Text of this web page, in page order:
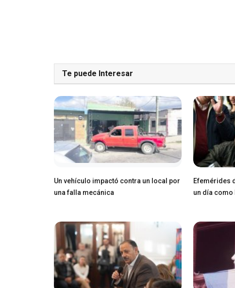
Te puede Interesar
Un vehículo impactó contra un local por
una falla mecánica
Efemérides
un día como